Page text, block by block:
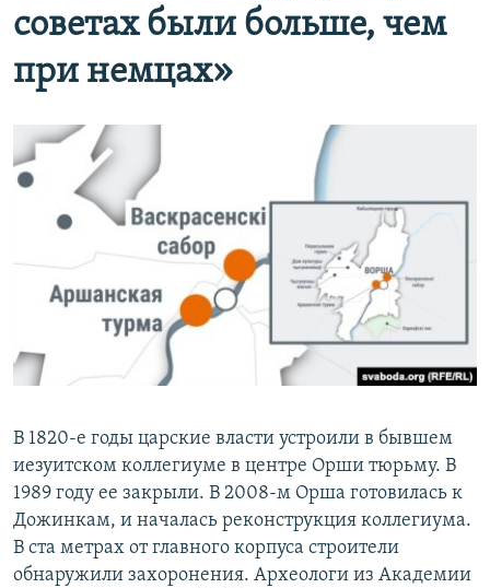
советах были больше, чем
при немцах»
В 1820-е годы царские власти устроили в бывшем
иезуитском коллегиуме в центре Орши тюрьму. В
1989 году ее закрыли. В 2008-м Орша готовилась к
Дожинкам, и началась реконструкция коллегиума.
В ста метрах от главного корпуса строители
обнаружили захоронения. Археологи из Академии